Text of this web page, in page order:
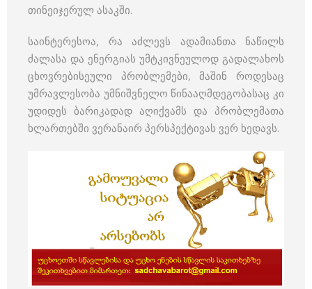
თინეიჯერულ ასაკში.
საინტერესოა, რა აძლევს ადამიანთა ნაწილს
ძალასა და ენერგიას უმტკივნეულოდ გადალახოს
ცხოვრებისეული პრობლემები, მაშინ როდესაც
უმრავლესობა უმნიშვნელო წინააღმდეგობასაც კი
უდიდეს ბარიკადად აღიქვამს და პრობლემათა
ხლართებში ვერანაირ პერსპექტივას ვერ ხედავს.